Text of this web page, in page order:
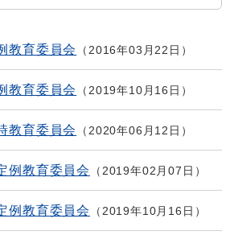
教育委員会 2016年03月22日
教育委員会 2019年10月16日
教育委員会 2020年06月12日
例教育委員会 2019年02月07日
例教育委員会 2019年10月16日